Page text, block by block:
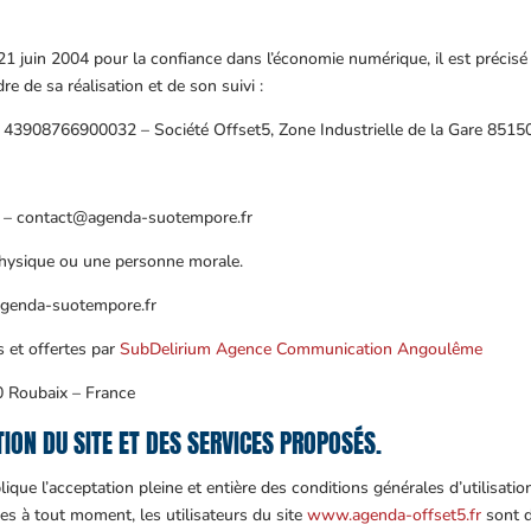
juin 2004 pour la confiance dans l’économie numérique, il est
de sa réalisation et de son suivi :
– Société Offset5, Zone Industrielle de la Gare
contact@agenda-suotempore.fr
ou une personne morale.
suotempore.fr
et offertes parSubDelirium Agence Communication Angoulême
– France
DU SITE ET DES SERVICES PROPOSÉS.
l’acceptation pleine et entière des conditions générales
à tout moment, les utilisateurs du sitewww.agenda-offset5.fr sont